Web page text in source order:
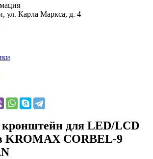
Карла Маркса, д. 4
для LED/LCD
KROMAX CORBEL-9